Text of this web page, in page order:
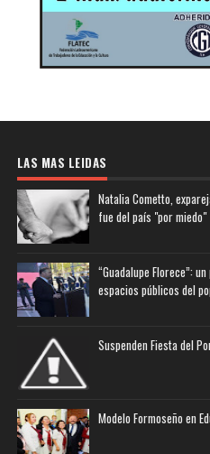
LAS MAS LEIDAS
Natalia Cometto,
fue del país "por miedo"
“Guadalupe Florece”:
espacios públicos del
Suspenden Fiesta del
Modelo Formoseño en